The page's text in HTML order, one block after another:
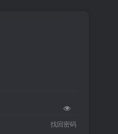
找回密码